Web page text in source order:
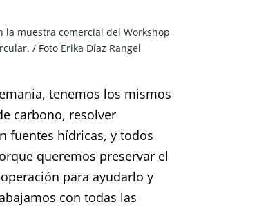
la muestra comercial del Workshop
/ Foto Erika Díaz Rangel
tenemos los mismos
carbono, resolver
fuentes hídricas, y todos
queremos preservar el
para ayudarlo y
con todas las